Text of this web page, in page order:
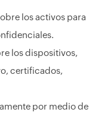
los activos para
los dispositivos,
certificados,
por medio de